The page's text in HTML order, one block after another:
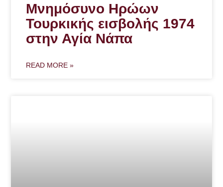
Μνημόσυνο Ηρώων
Τουρκικής εισβολής 1974
στην Αγία Νάπα
READ MORE »